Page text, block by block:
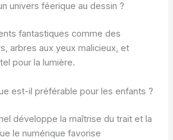
univers féerique au dessin ?
fantastiques comme des
arbres aux yeux malicieux, et
pour la lumière.
est-il préférable pour les enfants ?
développe la maîtrise du trait et la
le numérique favorise